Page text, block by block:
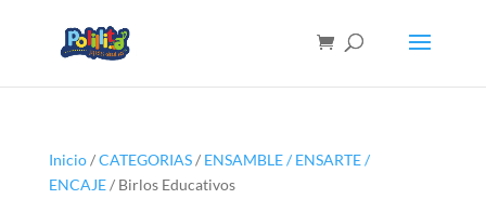
Inicio/CATEGORIAS/ ENSAMBLE / ENSARTE /
ENCAJE/ Birlos Educativos